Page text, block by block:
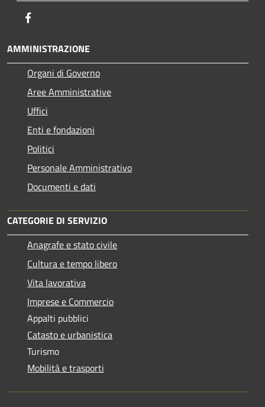
AMMINISTRAZIONE
Organi di Governo
Aree Amministrative
Uffici
Enti e fondazioni
Politici
Personale Amministrativo
Documenti e dati
CATEGORIE DI SERVIZIO
Anagrafe e stato civile
Cultura e tempo libero
Vita lavorativa
Imprese e Commercio
Appalti pubblici
Catasto e urbanistica
Turismo
Mobilità e trasporti